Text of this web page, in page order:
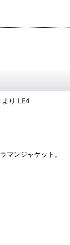
より LE4
マンジャケット。